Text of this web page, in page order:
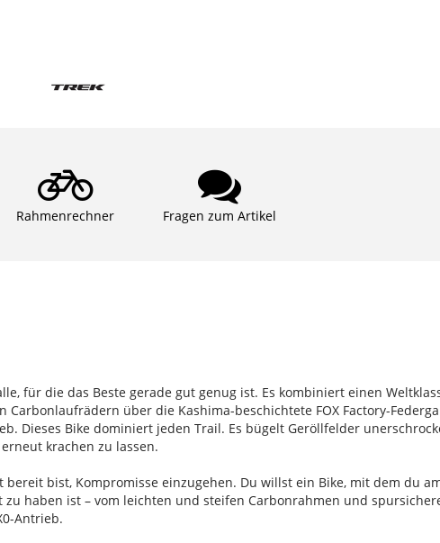
Rahmenrechner Fragen zum Artikel
für die das Beste gerade gut genug ist. Es kombiniert einen
über die Kashima-beschichtete FOX Factory-
Dieses Bike dominiert jeden Trail. Es bügelt Geröllfelder
krachen zu lassen.
bist, Kompromisse einzugehen. Du willst ein Bike, mit dem du
haben ist – vom leichten und steifen Carbonrahmen und
Antrieb.